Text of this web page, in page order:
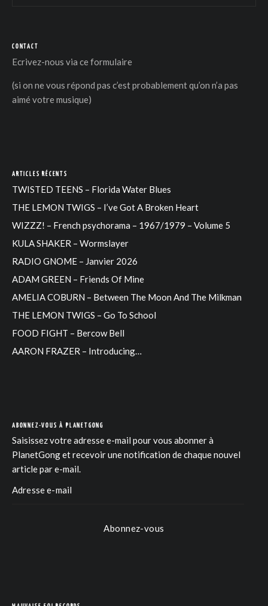
CONTACT
Ecrivez-nous via ce formulaire
(si on ne vous répond pas c’est probablement qu’on n’a pas
aimé votre musique)
ARTICLES RÉCENTS
TWISTED TEENS – Florida Water Blues
THE LEMON TWIGS – I’ve Got A Broken Heart
WIZZZ! – French psychorama – 1967/1979 – Volume 5
KULA SHAKER – Wormslayer
RADIO GNOME – Janvier 2026
ADAM GREEN – Friends Of Mine
AMELIA COBURN – Between The Moon And The Milkman
THE LEMON TWIGS – Go To School
FOOD FIGHT – Bercow Bell
AARON FRAZER – Introducing…
ABONNEZ-VOUS À PLANETGONG
Saisissez votre adresse e-mail pour vous abonner à
PlanetGong et recevoir une notification de chaque nouvel
article par e-mail.
Abonnez-vous